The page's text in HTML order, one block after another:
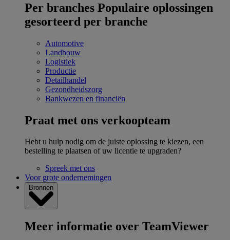
Per branches Populaire oplossingen
gesorteerd per branche
Automotive
Landbouw
Logistiek
Productie
Detailhandel
Gezondheidszorg
Bankwezen en financiën
Praat met ons verkoopteam
Hebt u hulp nodig om de juiste oplossing te kiezen, een
bestelling te plaatsen of uw licentie te upgraden?
Spreek met ons
Voor grote ondernemingen
Bronnen
Meer informatie over TeamViewer